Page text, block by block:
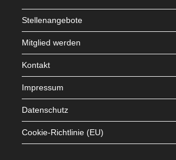
Stellenangebote
Mitglied werden
Kontakt
Impressum
Datenschutz
Cookie-Richtlinie (EU)